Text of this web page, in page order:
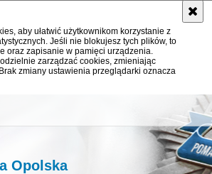
aby ułatwić użytkownikom korzystanie z
Jeśli nie blokujesz tych plików, to
oraz zapisanie w pamięci urządzenia.
zarządzać cookies, zmieniając
zmiany ustawienia przeglądarki oznacza
Opolska